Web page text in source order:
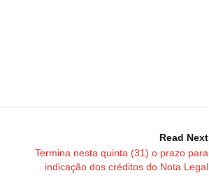
Read Next
Termina nesta quinta (31) o prazo para
indicação dos créditos do Nota Legal